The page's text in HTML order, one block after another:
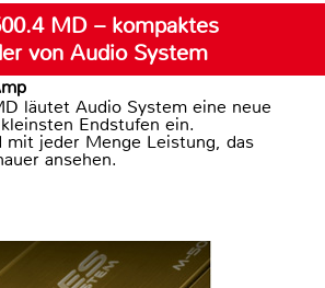
MD – kompaktes
von Audio System
läutet Audio System eine neue
Endstufen ein.
mit jeder Menge Leistung, das
ansehen.